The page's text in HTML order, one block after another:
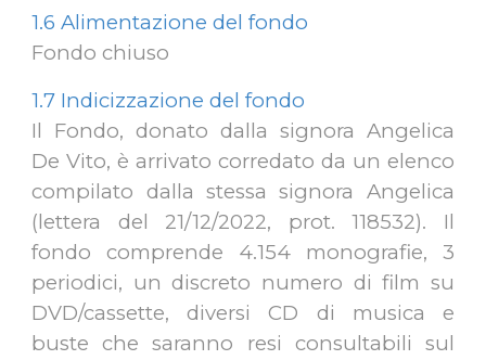
1.6 Alimentazione del fondo
Fondo chiuso
1.7 Indicizzazione del fondo
Il Fondo, donato dalla signora Angelica
De Vito, è arrivato corredato da un elenco
compilato dalla stessa signora Angelica
(lettera del 21/12/2022, prot. 118532). Il
fondo comprende 4.154 monografie, 3
periodici, un discreto numero di film su
DVD/cassette, diversi CD di musica e
buste che saranno resi consultabili sul